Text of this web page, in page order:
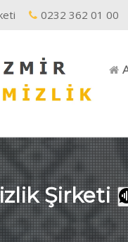
0232 362 01 00
Şirketi